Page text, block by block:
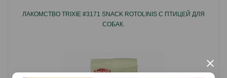
×
ЛАКОМСТВО TRIXIE #3171 SNACK ROTOLINIS С ПТИЦЕЙ ДЛЯ
СОБАК.